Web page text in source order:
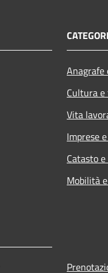
Cultura
Vita
Imprese
Catasto
Mobilità